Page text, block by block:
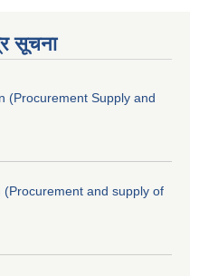
सूचना
(Procurement Supply and
and supply of